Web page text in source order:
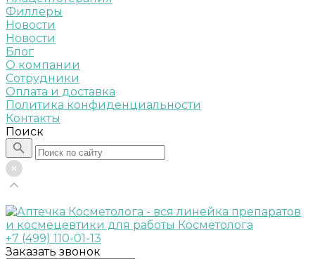
Филлеры
Новости
Новости
Блог
О компании
Сотрудники
Оплата и доставка
Политика конфиденциальности
Контакты
Поиск
+7 (499) 110-01-13
Заказать звонок